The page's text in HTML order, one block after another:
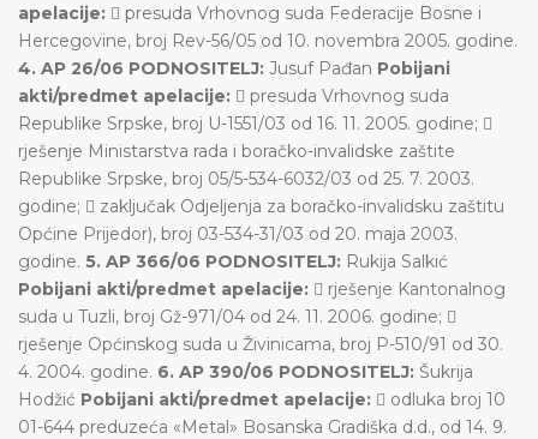
apelacije:  presuda Vrhovnog suda Federacije Bosne i
Hercegovine, broj Rev-56/05 od 10. novembra 2005. godine.
4. AP 26/06 PODNOSITELJ: Jusuf Pađan Pobijani
akti/predmet apelacije:  presuda Vrhovnog suda
Republike Srpske, broj U-1551/03 od 16. 11. 2005. godine; 
rješenje Ministarstva rada i boračko-invalidske zaštite
Republike Srpske, broj 05/5-534-6032/03 od 25. 7. 2003.
godine;  zaključak Odjeljenja za boračko-invalidsku zaštitu
Općine Prijedor), broj 03-534-31/03 od 20. maja 2003.
godine. 5. AP 366/06 PODNOSITELJ: Rukija Salkić
Pobijani akti/predmet apelacije:  rješenje Kantonalnog
suda u Tuzli, broj Gž-971/04 od 24. 11. 2006. godine; 
rješenje Općinskog suda u Živinicama, broj P-510/91 od 30.
4. 2004. godine. 6. AP 390/06 PODNOSITELJ: Šukrija
Hodžić Pobijani akti/predmet apelacije:  odluka broj 10
01-644 preduzeća «Metal» Bosanska Gradiška d.d., od 14. 9.